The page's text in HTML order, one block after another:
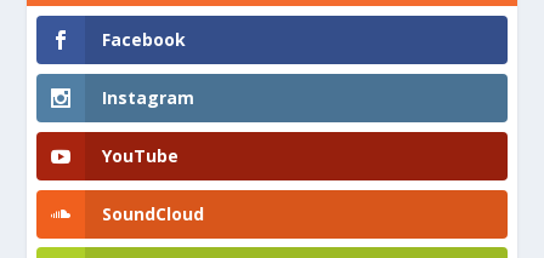
Facebook
Instagram
YouTube
SoundCloud